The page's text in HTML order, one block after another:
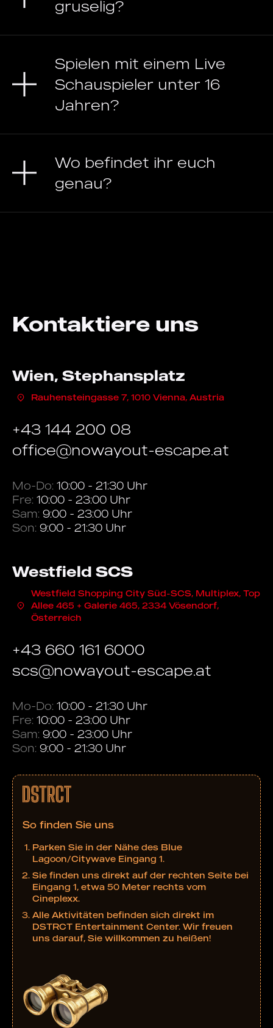
gruselig?
Spielen mit einem Live
Schauspieler unter 16
Jahren?
Wo befindet ihr euch
genau?
Kontaktiere uns
Wien, Stephansplatz
Rauhensteingasse 7, 1010 Vienna, Austria
+43 144 200 08
office@nowayout-escape.at
Mo-Do: 10:00 - 21:30 Uhr
Fre: 10:00 - 23:00 Uhr
Sam: 9:00 - 23:00 Uhr
Son: 9:00 - 21:30 Uhr
Westfield SCS
Westfield Shopping City Süd-SCS, Multiplex, Top
Allee 465 + Galerie 465, 2334 Vösendorf,
Österreich
+43 660 161 6000
scs@nowayout-escape.at
Mo-Do: 10:00 - 21:30 Uhr
Fre: 10:00 - 23:00 Uhr
Sam: 9:00 - 23:00 Uhr
Son: 9:00 - 21:30 Uhr
So finden Sie uns
Parken Sie in der Nähe des Blue
Lagoon/Citywave Eingang 1.
Sie finden uns direkt auf der rechten Seite bei
Eingang 1, etwa 50 Meter rechts vom
Cineplexx.
Alle Aktivitäten befinden sich direkt im
DSTRCT Entertainment Center. Wir freuen
uns darauf, Sie willkommen zu heißen!